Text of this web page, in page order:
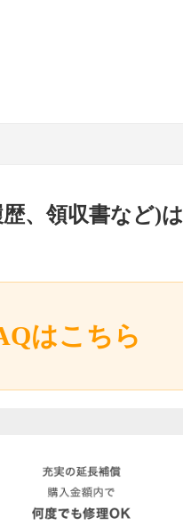
、領収書など)は
はこちら